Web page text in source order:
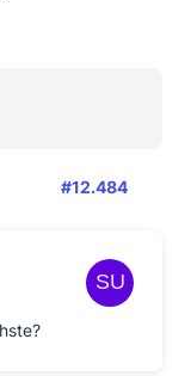
#12.484